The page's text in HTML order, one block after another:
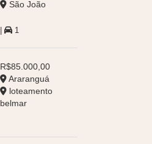
São João
1
R$85.000,00
Araranguá
loteamento
belmar